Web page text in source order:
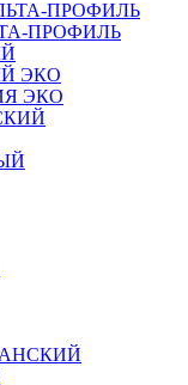
ПРОФИЛЬ
ЭКО
ЭКО